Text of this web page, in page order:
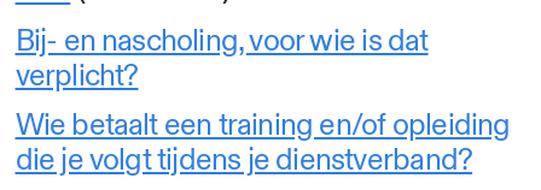
Bij- en nascholing, voor wie is dat
verplicht?
Wie betaalt een training en/of opleiding
die je volgt tijdens je dienstverband?